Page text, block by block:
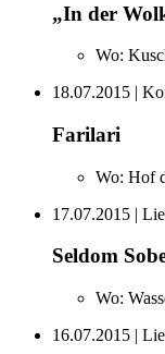
„In der
Wo:
18.07.2015 |
Farilari
Wo: Hof
17.07.2015 |
Seldom
Wo:
16.07.2015 |